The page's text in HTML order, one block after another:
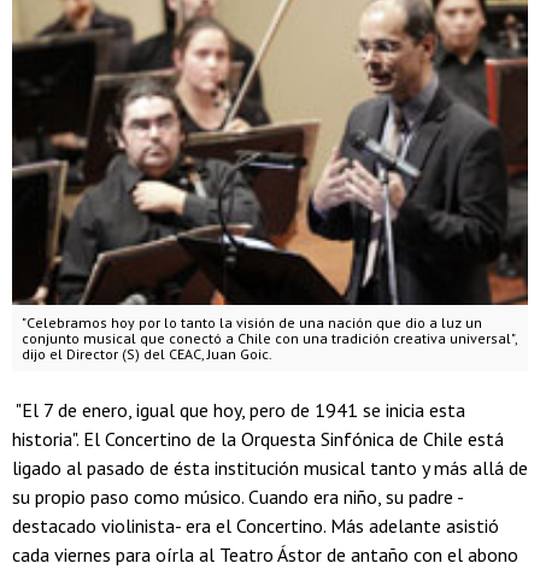
"Celebramos hoy por lo tanto la visión de una nación que dio a luz un
conjunto musical que conectó a Chile con una tradición creativa universal",
dijo el Director (S) del CEAC, Juan Goic.
"El 7 de enero, igual que hoy, pero de 1941 se inicia esta
historia". El Concertino de la Orquesta Sinfónica de Chile está
ligado al pasado de ésta institución musical tanto y más allá de
su propio paso como músico. Cuando era niño, su padre -
destacado violinista- era el Concertino. Más adelante asistió
cada viernes para oírla al Teatro Ástor de antaño con el abono